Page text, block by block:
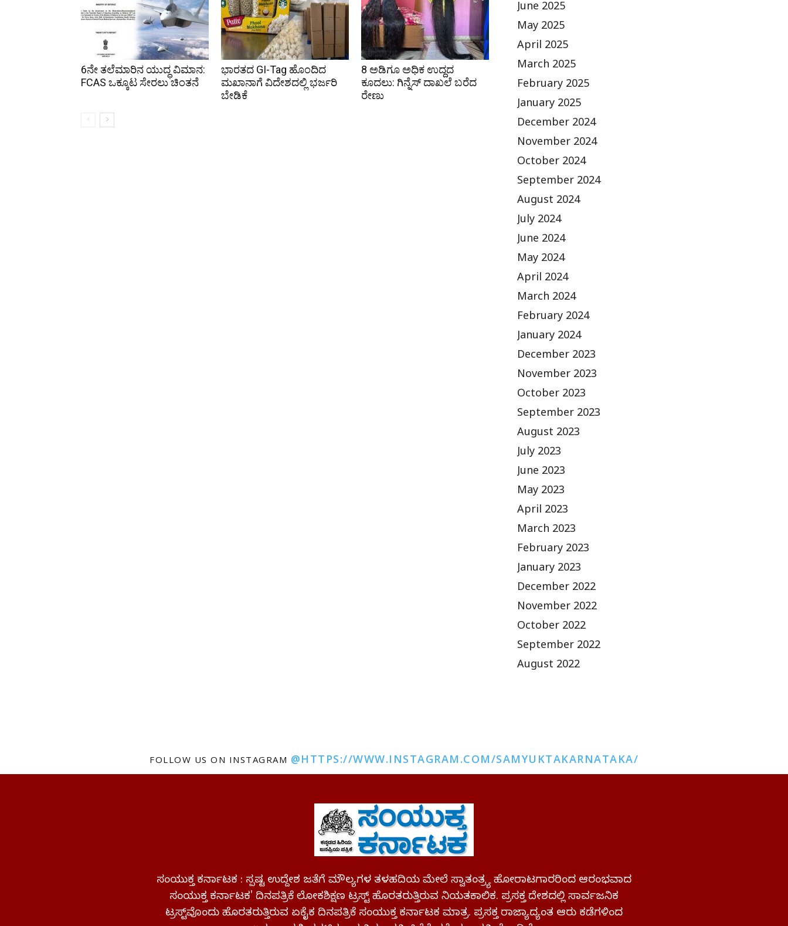
6ನೇ ತಲೆಮಾರಿನ ಯುದ್ಧ ವಿಮಾನ:
FCAS ಒಕ್ಕೂಟ ಸೇರಲು ಚಿಂತನೆ
ಭಾರತದ GI-Tag ಹೊಂದಿದ
ಮಖಾನಾಗೆ ವಿದೇಶದಲ್ಲಿ ಭರ್ಜರಿ
ಬೇಡಿಕೆ
8 ಅಡಿಗೂ ಅಧಿಕ ಉದ್ದದ
ಕೂದಲು: ಗಿನ್ನೆಸ್ ದಾಖಲೆ ಬರೆದ
ರೇಣು
June 2025
May 2025
April 2025
March 2025
February 2025
January 2025
December 2024
November 2024
October 2024
September 2024
August 2024
July 2024
June 2024
May 2024
April 2024
March 2024
February 2024
January 2024
December 2023
November 2023
October 2023
September 2023
August 2023
July 2023
June 2023
May 2023
April 2023
March 2023
February 2023
January 2023
December 2022
November 2022
October 2022
September 2022
August 2022
FOLLOW US ON INSTAGRAM @HTTPS://WWW.INSTAGRAM.COM/SAMYUKTAKARNATAKA/
ಸಂಯುಕ್ತ ಕರ್ನಾಟಕ : ಸ್ಪಷ್ಟ ಉದ್ದೇಶ ಜತೆಗೆ ಮೌಲ್ಯಗಳ ತಳಹದಿಯ ಮೇಲೆ ಸ್ವಾತಂತ್ರ್ಯ ಹೋರಾಟಗಾರರಿಂದ ಆರಂಭವಾದ
ಸಂಯುಕ್ತ ಕರ್ನಾಟಕ' ದಿನಪತ್ರಿಕೆ ಲೋಕಶಿಕ್ಷಣ ಟ್ರಸ್ಟ್ ಹೊರತರುತ್ತಿರುವ ನಿಯತಕಾಲಿಕ. ಪ್ರಸಕ್ತ ದೇಶದಲ್ಲಿ ಸಾರ್ವಜನಿಕ
ಟ್ರಸ್ಟ್‌ವೊಂದು ಹೊರತರುತ್ತಿರುವ ಏಕೈಕ ದಿನಪತ್ರಿಕೆ ಸಂಯುಕ್ತ ಕರ್ನಾಟಕ ಮಾತ್ರ. ಪ್ರಸಕ್ತ ರಾಜ್ಯಾದ್ಯಂತ ಆರು ಕಡೆಗಳಿಂದ